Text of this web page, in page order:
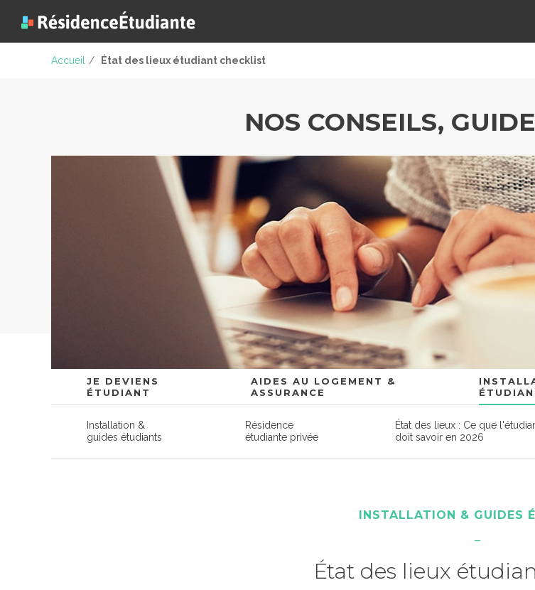
Accueil / État des lieux étudiant checklist
NOS CONSEILS,
JE DEVIENS
ÉTUDIANT
AIDES AU LOGEMENT &
ASSURANCE
Installation &
guides étudiants
Résidence
étudiante privée
État des lieux : Ce que
doit savoir en 2026
INSTALLATION & GUIDES
État des lieux